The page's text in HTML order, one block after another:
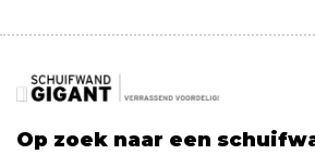
Op zoek naar een